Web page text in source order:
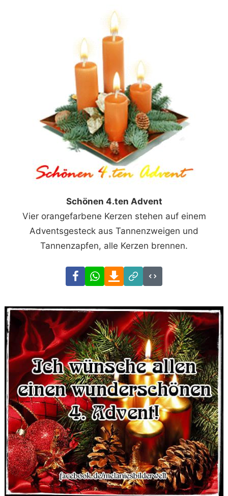
Schönen 4.ten Advent
Vier orangefarbene Kerzen stehen auf einem
Adventsgesteck aus Tannenzweigen und
Tannenzapfen, alle Kerzen brennen.
FacebookWhatsAppDownload
Link
Code